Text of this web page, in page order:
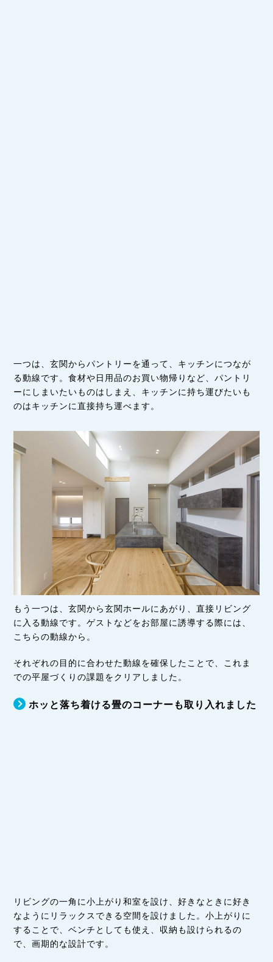
一つは、玄関からパントリーを通って、キッチンにつなが
る動線です。食材や日用品のお買い物帰りなど、パントリ
ーにしまいたいものはしまえ、キッチンに持ち運びたいも
のはキッチンに直接持ち運べます。
もう一つは、玄関から玄関ホールにあがり、直接リビング
に入る動線です。ゲストなどをお部屋に誘導する際には、
こちらの動線から。
それぞれの目的に合わせた動線を確保したことで、これま
での平屋づくりの課題をクリアしました。
ホッと落ち着ける畳のコーナーも取り入れました
リビングの一角に小上がり和室を設け、好きなときに好き
なようにリラックスできる空間を設けました。小上がりに
することで、ベンチとしても使え、収納も設けられるの
で、画期的な設計です。